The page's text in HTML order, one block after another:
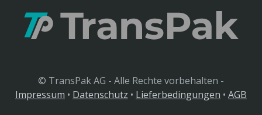
© TransPak AG - Alle Rechte vorbehalten -
Impressum • Datenschutz • Lieferbedingungen • AGB